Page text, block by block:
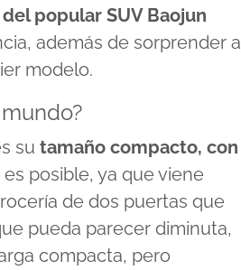
popular SUV Baojun
además de sorprender a
modelo.
su tamaño compacto, con
posible, ya que viene
de dos puertas que
pueda parecer diminuta,
compacta, pero